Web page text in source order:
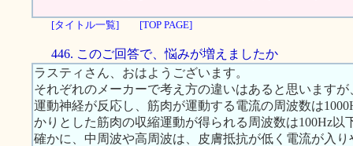
[タイトル一覧] [TOP PAGE]
446. このご回答で、悩みが増えましたか
ラスティさん、おはようございます。
それぞれのメーカーで考え方の違いはあると思います
運動神経が反応し、筋肉が運動する電流の周波数は
かりとした筋肉の収縮運動が得られる周波数は100Hz以
確かに、中周波や高周波は、皮膚抵抗が低く電流が入